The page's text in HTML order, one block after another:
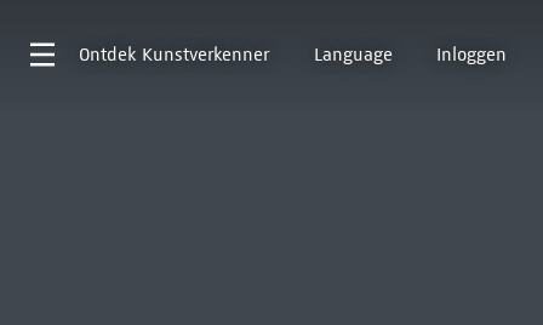
Ontdek Kunstverkenner Language Inloggen